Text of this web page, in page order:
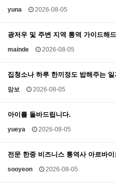
yuna 2026-08-05
광저우 및 주변 지역 통역 가이드해
mainde 2026-08-05
집청소나 하루 한끼정도 밥해주는
맘보 2026-08-05
아이를 돌바드립니다.
yueya 2026-08-05
전문 한중 비즈니스 통역사 아르바이
sooyeon 2026-08-05